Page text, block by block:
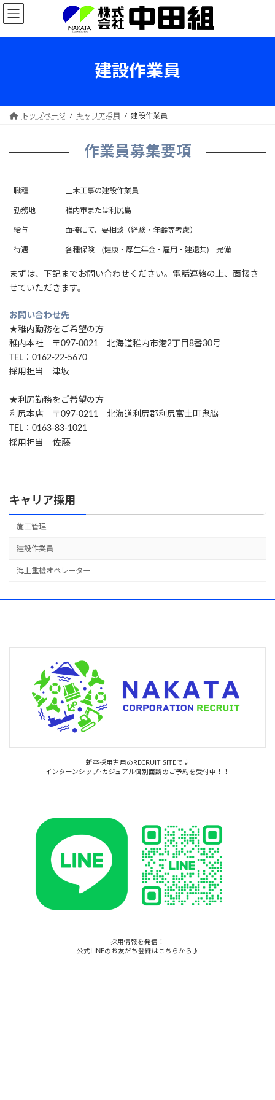
Skip
the
content
Skip
the
Navigation
建設作業員
トップページ キャリア採用 建設作業員
作業員募集要項
職種 土木工事の建設作業員
勤務地 稚内市または利尻島
給与 面接にて、要相談（経験・年齢等考慮）
待遇 各種保険 (健康・厚生年金・雇用・建退共) 完備
まずは、下記までお問い合わせください。電話連絡の上、面接さ
せていただきます。
お問い合わせ先
★稚内勤務をご希望の方
稚内本社 〒097-0021 北海道稚内市港2丁目8番30号
TEL：0162-22-5670
採用担当 津坂
★利尻勤務をご希望の方
利尻本店 〒097-0211 北海道利尻郡利尻富士町鬼脇
TEL：0163-83-1021
採用担当 佐藤
キャリア採用
施工管理
建設作業員
海上重機オペレーター
新卒採用専用のRECRUIT SITEです
インターンシップ･カジュアル個別面談のご予約を受付中！！
採用情報を発信！
公式LINEのお友だち登録はこちらから♪